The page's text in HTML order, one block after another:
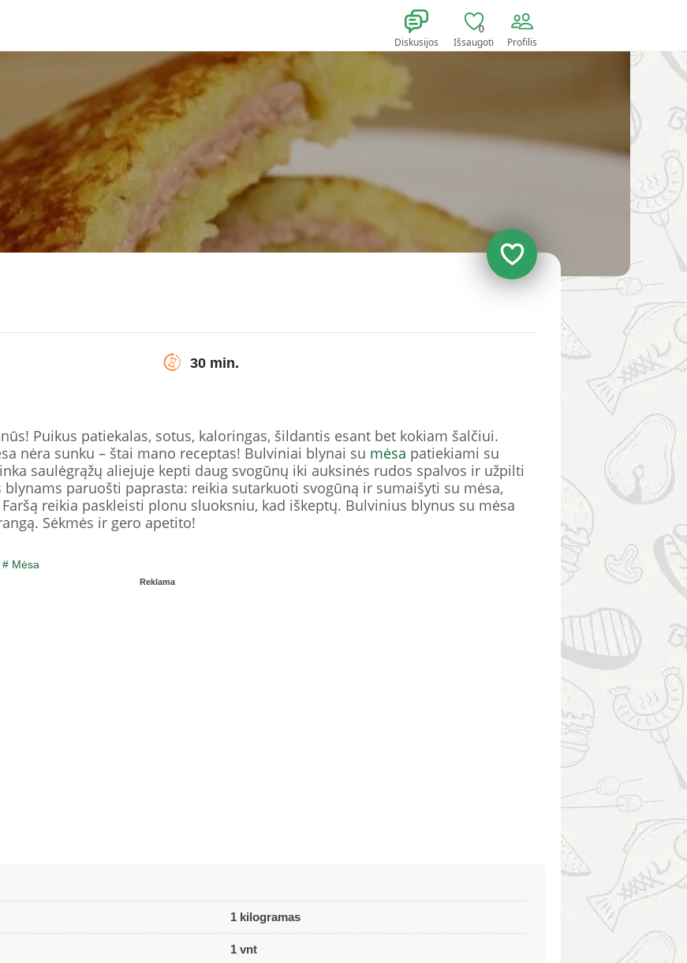
Diskusijos
0
Išsaugoti Profilis
30 min.
Puikus patiekalas, sotus, kaloringas, šildantis esant bet kokiam šalčiui.
nėra sunku – štai mano receptas! Bulviniai blynai su mėsa patiekiami su
saulėgrąžų aliejuje kepti daug svogūnų iki auksinės rudos spalvos ir užpilti
paruošti paprasta: reikia sutarkuoti svogūną ir sumaišyti su mėsa,
reikia paskleisti plonu sluoksniu, kad iškeptų. Bulvinius blynus su mėsa
Sėkmės ir gero apetito!
# Mėsa
Reklama
1 kilogramas
1 vnt